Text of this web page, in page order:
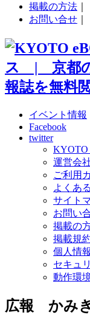
掲載の方法
お問い合せ
イベント情報
Facebook
twitter
KYOTO
運営会
ご利用
よくあ
サイト
お問い
掲載の
掲載規
個人情
セキュ
動作環
広報 かみ